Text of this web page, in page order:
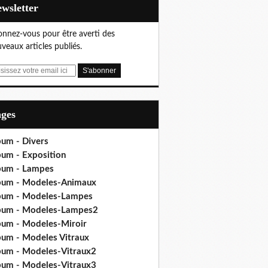
vous pour être averti des
articles publiés.
- Divers
- Exposition
- Lampes
- Modeles-Animaux
- Modeles-Lampes
- Modeles-Lampes2
- Modeles-Miroir
- Modeles Vitraux
- Modeles-Vitraux2
- Modeles-Vitraux3